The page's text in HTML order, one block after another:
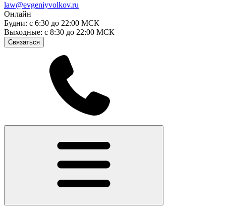
law@evgeniyvolkov.ru
Онлайн
Будни: с 6:30 до 22:00 МСК
Выходные: с 8:30 до 22:00 МСК
Связаться